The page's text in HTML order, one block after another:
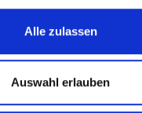
Alle zulassen
Auswahl erlauben